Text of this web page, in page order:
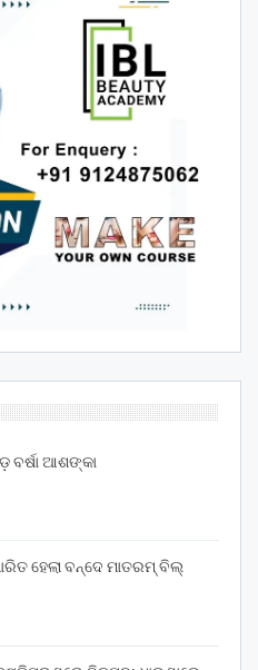
ଆଶଙ୍କା
ହେଲା ବନ୍ଦେ ମାତରମ୍‌ ବିଲ୍‌